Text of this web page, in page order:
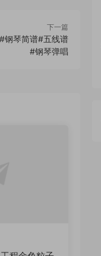
下一篇
钢琴简谱#五线谱
#钢琴弹唱